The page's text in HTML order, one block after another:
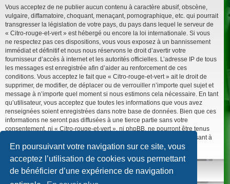
En poursuivant votre navigation sur ce site, vous
acceptez l’utilisation de cookies vous permettant
de bénéficier d’une expérience de navigation
Vous acceptez de ne publier aucun contenu à caractère abusif, obscène,
vulgaire, diffamatoire, choquant, menaçant, pornographique, etc. qui pourrait
transgresser la législation de votre pays, du pays dans lequel le serveur de
« Citro-rouge-et-vert » est hébergé ou encore la loi internationale. Si vous
ne respectez pas ces dispositions, vous vous exposez à un bannissement
immédiat et définitif et nous nous réservons le droit d’avertir votre
fournisseur d’accès à internet et les autorités officielles. L’adresse IP de tous
les messages est enregistrée afin d’aider au renforcement de ces
conditions. Vous acceptez le fait que « Citro-rouge-et-vert » ait le droit de
supprimer, de modifier, de déplacer ou de verrouiller n’importe quel sujet et
message à n’importe quel moment si nous estimons cela nécessaire. En tant
qu’utilisateur, vous acceptez que toutes les informations que vous avez
renseignées soient enregistrées dans notre base de données. Bien que ces
informations ne seront pas diffusées à une tierce partie sans votre
consentement, ni « Citro-rouge-et-vert », ni phpBB, ne pourront être tenus
comme responsables en cas de tentative de piratage informatique visant à
compromettre vos données.